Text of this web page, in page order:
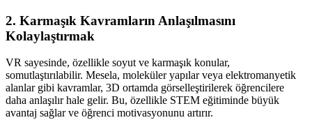
2. Karmaşık Kavramların Anlaşılmasını
Kolaylaştırmak
VR sayesinde, özellikle soyut ve karmaşık konular,
somutlaştırılabilir. Mesela, moleküler yapılar veya elektromanyetik
alanlar gibi kavramlar, 3D ortamda görselleştirilerek öğrencilere
daha anlaşılır hale gelir. Bu, özellikle STEM eğitiminde büyük
avantaj sağlar ve öğrenci motivasyonunu artırır.